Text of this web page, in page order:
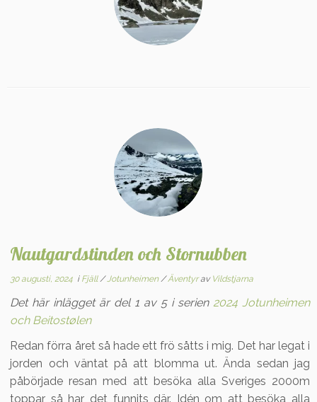
Nautgardstinden och Stornubben
30 augusti, 2024 i Fjäll/Jotunheimen/Äventyrav Vildstjarna
Det här inlägget är del 1 av 5 i serien 2024 Jotunheimen
och Beitostølen
Redan förra året så hade ett frö såtts i mig. Det har legat i
jorden och väntat på att blomma ut. Ända sedan jag
påbörjade resan med att besöka alla Sveriges 2000m
toppar så har det funnits där. Idén om att besöka alla